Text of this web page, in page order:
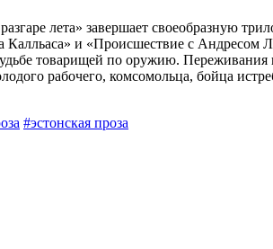
лета» завершает своеобразную
и «Происшествие с Андресом
товарищей по оружию.
рабочего, комсомольца, бойца
#эстонская проза